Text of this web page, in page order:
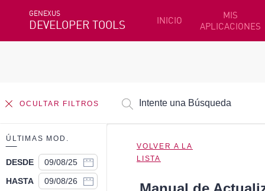
GENEXUS
DEVELOPER TOOLS INICIO
MIS
APLICACIONES